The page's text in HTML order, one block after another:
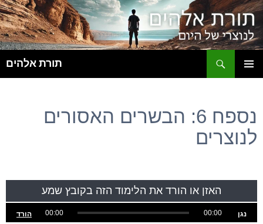
תורת אלהים
נספח 6: הבשרים האסורים
לנוצרים
האזן או הורד את הלימוד הזה בקובץ שמע
נגן 00:00
00:00 הורד